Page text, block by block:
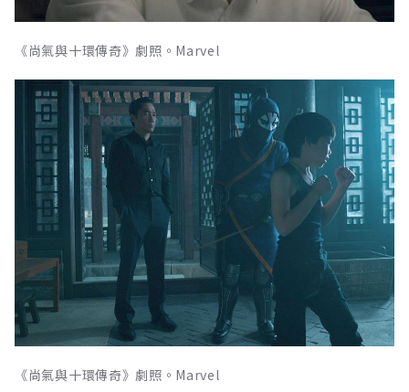
《尚氣與十環傳奇》劇照。Marvel
《尚氣與十環傳奇》劇照。Marvel